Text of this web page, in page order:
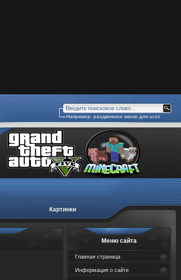
Например: раздвижное меню для ucoz
Картинки
Меню сайта
Главная страница
Информация о сайте